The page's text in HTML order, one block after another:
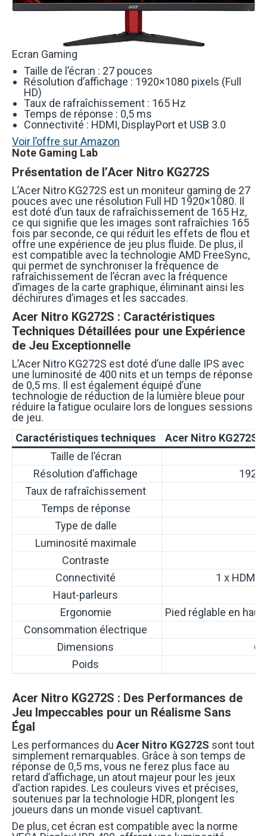
Ecran Gaming
Taille de l’écran : 27 pouces
Résolution d’affichage : 1920×1080 pixels (Full
HD)
Taux de rafraîchissement : 165 Hz
Temps de réponse : 0,5 ms
Connectivité : HDMI, DisplayPort et USB 3.0
Voir l’offre sur Amazon
Note Gaming Lab
Présentation de l’Acer Nitro KG272S
L’Acer Nitro KG272S est un moniteur gaming de 27
pouces avec une résolution Full HD 1920×1080. Il
est doté d’un taux de rafraîchissement de 165 Hz,
ce qui signifie que les images sont rafraîchies 165
fois par seconde, ce qui réduit les effets de flou et
offre une expérience de jeu plus fluide. De plus, il
est compatible avec la technologie AMD FreeSync,
qui permet de synchroniser la fréquence de
rafraîchissement de l’écran avec la fréquence
d’images de la carte graphique, éliminant ainsi les
déchirures d’images et les saccades.
Acer Nitro KG272S : Caractéristiques
Techniques Détaillées pour une Expérience
de Jeu Exceptionnelle
L’Acer Nitro KG272S est doté d’une dalle IPS avec
une luminosité de 400 nits et un temps de réponse
de 0,5 ms. Il est également équipé d’une
technologie de réduction de la lumière bleue pour
réduire la fatigue oculaire lors de longues sessions
de jeu.
Caractéristiques techniques
Acer Nitro KG272S
Taille de l’écran
Résolution d’affichage
Taux de rafraîchissement
Temps de réponse
Type de dalle
Luminosité maximale
Contraste
Connectivité
1 x HDMI,
Haut-parleurs
Ergonomie
Pied réglable en
Consommation électrique
Dimensions
Poids
Acer Nitro KG272S : Des Performances de
Jeu Impeccables pour un Réalisme Sans
Égal
Les performances du Acer Nitro KG272S sont tout
simplement remarquables. Grâce à son temps de
réponse de 0,5 ms, vous ne ferez plus face au
retard d’affichage, un atout majeur pour les jeux
d’action rapides. Les couleurs vives et précises,
soutenues par la technologie HDR, plongent les
joueurs dans un monde visuel captivant.
De plus, cet écran est compatible avec la norme